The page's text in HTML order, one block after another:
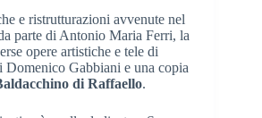
e ristrutturazioni avvenute nel
parte di Antonio Maria Ferri, la
opere artistiche e tele di
Domenico Gabbiani e una copia
di Raffaello.